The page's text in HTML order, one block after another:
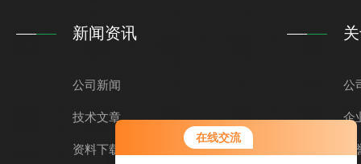
在线交流
新闻资讯
公司新闻
技术文章
资料下载
公
企